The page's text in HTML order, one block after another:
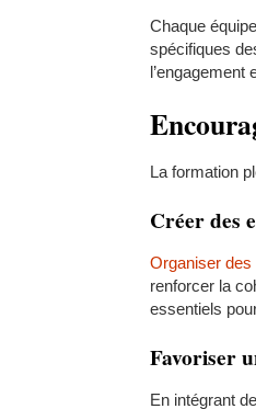
Chaque
spécifiques
La formation
Créer des
Organiser des
renforcer la
essentiels
Favoriser
En intégrant